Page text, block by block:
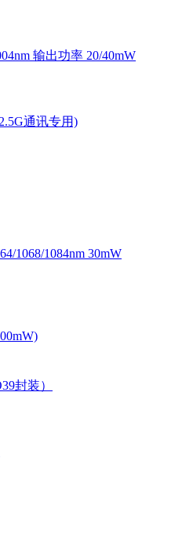
输出功率 20/40mW
通讯专用)
1068/1084nm 30mW
封装）